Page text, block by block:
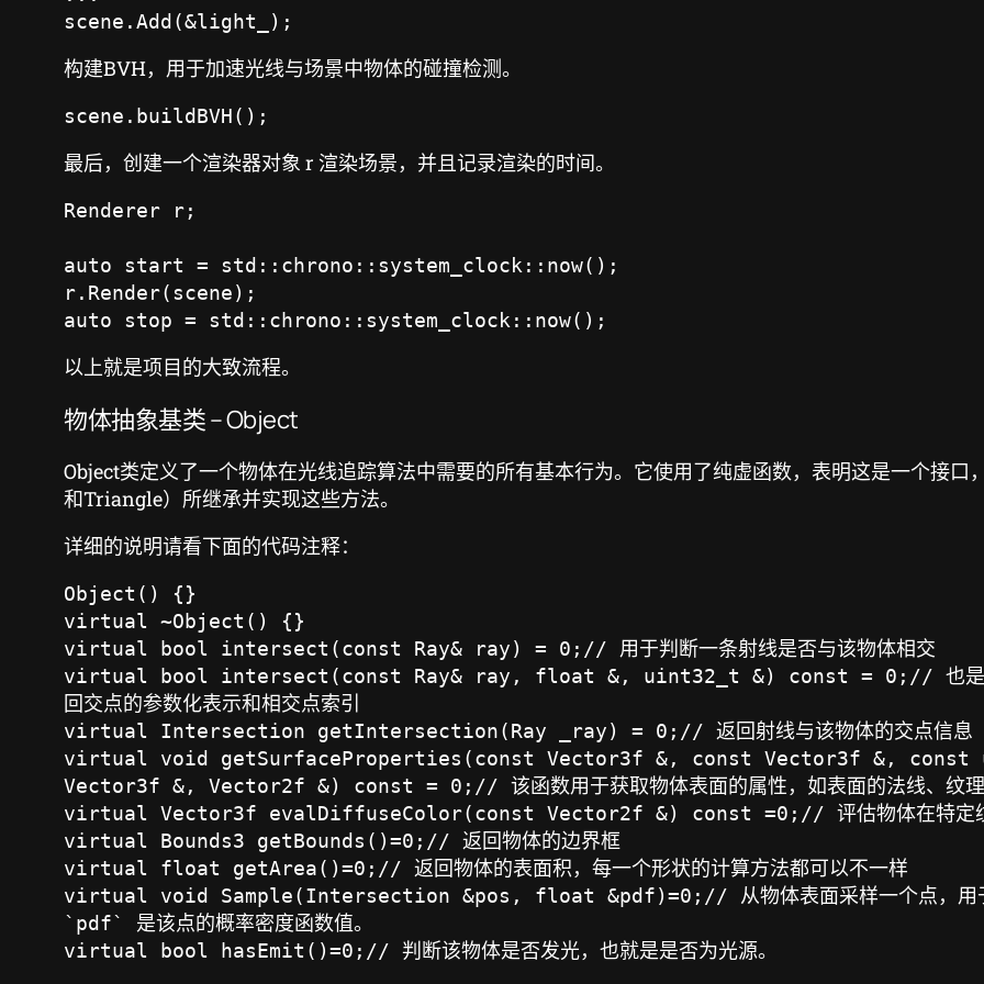
scene.Add(&light_);
构建BVH，用于加速光线与场景中物体的碰撞检测。
scene.buildBVH();
最后，创建一个渲染器对象 r 渲染场景，并且记录渲染的时间。
Renderer r;
auto start = std::chrono::system_clock::now();
r.Render(scene);
auto stop = std::chrono::system_clock::now();
以上就是项目的大致流程。
物体抽象基类 – Object
Object类定义了一个物体在光线追踪算法中需要的所有基本行为。它使用了纯虚函数，表明这是一个接
和Triangle）所继承并实现这些方法。
详细的说明请看下面的代码注释：
Object() {}
virtual ~Object() {}
virtual bool intersect(const Ray& ray) = 0;// 用于判断一条射线是否与该物体相交
virtual bool intersect(const Ray& ray, float &, uint32_t &) const = 0;// 也是用于检
回交点的参数化表示和相交点索引
virtual Intersection getIntersection(Ray _ray) = 0;// 返回射线与该物体的交点信息
virtual void getSurfaceProperties(const Vector3f &, const Vector3f &,
Vector3f &, Vector2f &) const = 0;// 该函数用于获取物体表面的属性，如表面的法线、纹理
virtual Vector3f evalDiffuseColor(const Vector2f &) const =0;// 评估物体在特定纹理
virtual Bounds3 getBounds()=0;// 返回物体的边界框
virtual float getArea()=0;// 返回物体的表面积，每一个形状的计算方法都可以不一样
virtual void Sample(Intersection &pos, float &pdf)=0;// 从物体表面采样一个点，用于光
`pdf` 是该点的概率密度函数值。
virtual bool hasEmit()=0;// 判断该物体是否发光，也就是是否为光源。